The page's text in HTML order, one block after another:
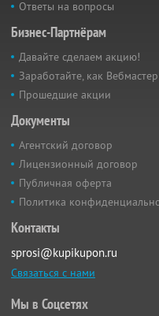
Ответы на вопросы
Бизнес-Партнёрам
Давайте сделаем акцию!
Заработайте, как Вебмастер
Прошедшие акции
Документы
Агентский договор
Лицензионный договор
Публичная оферта
Политика
Контакты
sprosi@kupikupon.ru
Связаться с нами
Мы в Соцсетях